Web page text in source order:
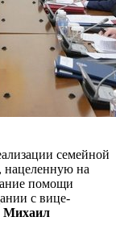
семейной
нацеленную на
помощи
с вице-
Михаил